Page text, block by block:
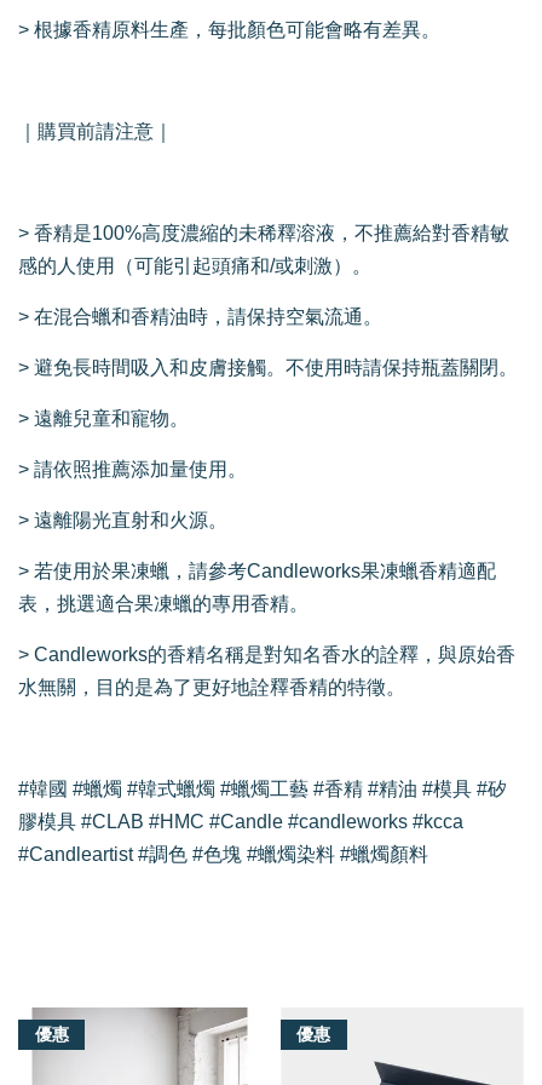
> 根據香精原料生產，每批顏色可能會略有差異。
｜購買前請注意｜
> 香精是100%高度濃縮的未稀釋溶液，不推薦給對香精敏
感的人使用（可能引起頭痛和/或刺激）。
> 在混合蠟和香精油時，請保持空氣流通。
> 避免長時間吸入和皮膚接觸。不使用時請保持瓶蓋關閉。
> 遠離兒童和寵物。
> 請依照推薦添加量使用。
> 遠離陽光直射和火源。
> 若使用於果凍蠟，請參考Candleworks果凍蠟香精適配
表，挑選適合果凍蠟的專用香精。
> Candleworks的香精名稱是對知名香水的詮釋，與原始香
水無關，目的是為了更好地詮釋香精的特徵。
#韓國 #蠟燭 #韓式蠟燭 #蠟燭工藝 #香精 #精油 #模具 #矽
膠模具 #CLAB #HMC #Candle #candleworks #kcca
#Candleartist #調色 #色塊 #蠟燭染料 #蠟燭顏料
優惠 優惠